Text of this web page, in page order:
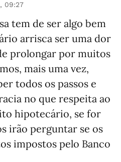
09:27
tem de ser algo bem
arrisca ser uma dor
prolongar por muitos
mais uma vez,
todos os passos e
no que respeita ao
hipotecário, se for
irão perguntar se os
impostos pelo Banco